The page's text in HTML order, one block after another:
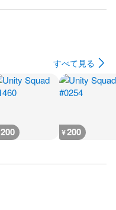
すべて見る
200 ¥200